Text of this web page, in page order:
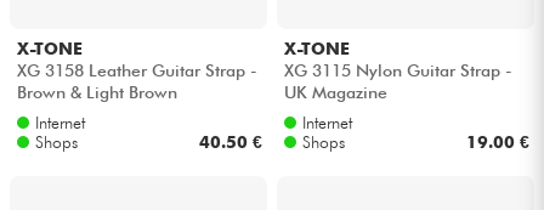
X-TONE
XG 3158 Leather Guitar Strap -
Brown & Light Brown
Internet
Shops
40.50 €
X-TONE
XG 3115 Nylon Guitar Strap -
UK Magazine
Internet
Shops
19.00 €